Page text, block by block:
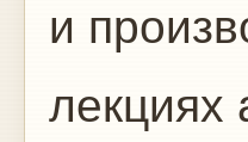
и
лекциях